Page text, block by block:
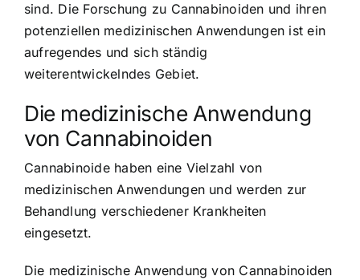
sind. Die Forschung zu Cannabinoiden und ihren
potenziellen medizinischen Anwendungen ist ein
aufregendes und sich ständig
weiterentwickelndes Gebiet.
Die medizinische Anwendung
von Cannabinoiden
Cannabinoide haben eine Vielzahl von
medizinischen Anwendungen und werden zur
Behandlung verschiedener Krankheiten
eingesetzt.
Die medizinische Anwendung von Cannabinoiden